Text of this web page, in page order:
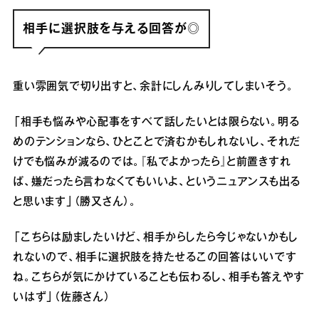
相手に選択肢を与える回答が◎
重い雰囲気で切り出すと、余計にしんみりしてしまいそう。
「相手も悩みや心配事をすべて話したいとは限らない。明る
めのテンションなら、ひとことで済むかもしれないし、それだ
けでも悩みが減るのでは。『私でよかったら』と前置きすれ
ば、嫌だったら言わなくてもいいよ、というニュアンスも出る
と思います」（勝又さん）。
「こちらは励ましたいけど、相手からしたら今じゃないかもし
れないので、相手に選択肢を持たせるこの回答はいいです
ね。こちらが気にかけていることも伝わるし、相手も答えやす
いはず」（佐藤さん）